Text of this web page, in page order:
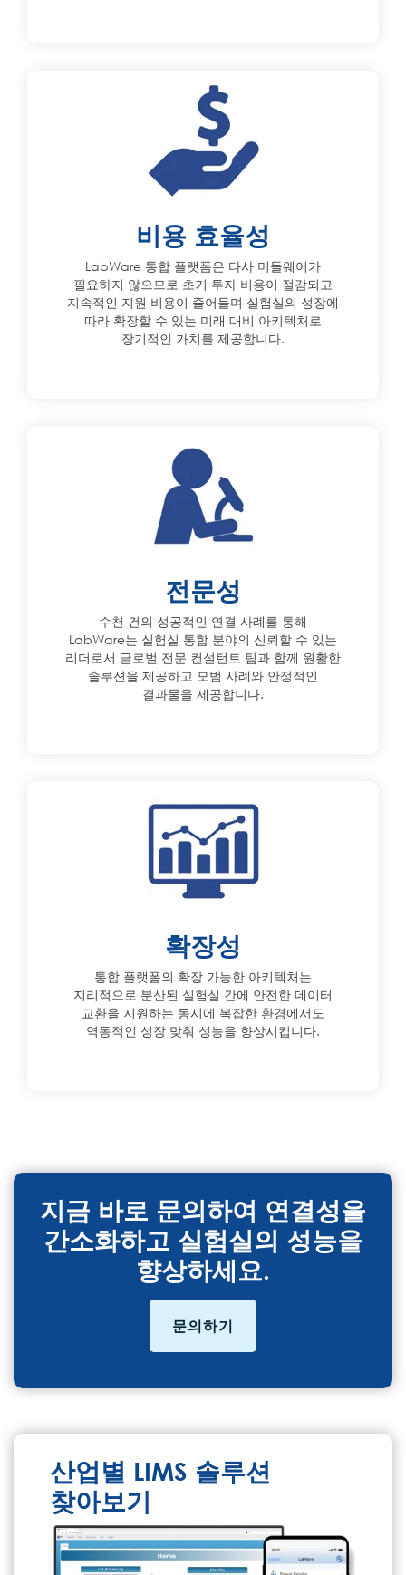
비용 효율성
LabWare 통합 플랫폼은 타사 미들웨어가
필요하지 않으므로 초기 투자 비용이 절감되고
지속적인 지원 비용이 줄어들며 실험실의 성장에
따라 확장할 수 있는 미래 대비 아키텍처로
장기적인 가치를 제공합니다.
전문성
수천 건의 성공적인 연결 사례를 통해
LabWare는 실험실 통합 분야의 신뢰할 수 있는
리더로서 글로벌 전문 컨설턴트 팀과 함께 원활한
솔루션을 제공하고 모범 사례와 안정적인
결과물을 제공합니다.
확장성
통합 플랫폼의 확장 가능한 아키텍처는
지리적으로 분산된 실험실 간에 안전한 데이터
교환을 지원하는 동시에 복잡한 환경에서도
역동적인 성장 맞춰 성능을 향상시킵니다.
지금 바로 문의하여 연결성을
간소화하고 실험실의 성능을
향상하세요.
문의하기
산업별 LIMS 솔루션
찾아보기